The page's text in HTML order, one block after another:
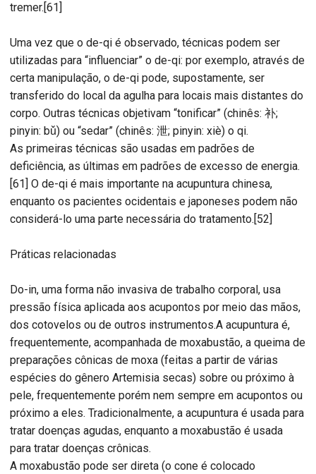
tremer.[61]
Uma vez que o de-qi é observado, técnicas podem ser
utilizadas para “influenciar” o de-qi: por exemplo, através de
certa manipulação, o de-qi pode, supostamente, ser
transferido do local da agulha para locais mais distantes do
corpo. Outras técnicas objetivam “tonificar” (chinês: 补;
pinyin: bǔ) ou “sedar” (chinês: 泄; pinyin: xiè) o qi.
As primeiras técnicas são usadas em padrões de
deficiência, as últimas em padrões de excesso de energia.
[61] O de-qi é mais importante na acupuntura chinesa,
enquanto os pacientes ocidentais e japoneses podem não
considerá-lo uma parte necessária do tratamento.[52]
Práticas relacionadas
Do-in, uma forma não invasiva de trabalho corporal, usa
pressão física aplicada aos acupontos por meio das mãos,
dos cotovelos ou de outros instrumentos.A acupuntura é,
frequentemente, acompanhada de moxabustão, a queima de
preparações cônicas de moxa (feitas a partir de várias
espécies do gênero Artemisia secas) sobre ou próximo à
pele, frequentemente porém nem sempre em acupontos ou
próximo a eles. Tradicionalmente, a acupuntura é usada para
tratar doenças agudas, enquanto a moxabustão é usada
para tratar doenças crônicas.
A moxabustão pode ser direta (o cone é colocado